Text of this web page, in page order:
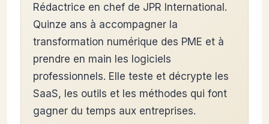
Rédactrice en chef de JPR International.
Quinze ans à accompagner la
transformation numérique des PME et à
prendre en main les logiciels
professionnels. Elle teste et décrypte les
SaaS, les outils et les méthodes qui font
gagner du temps aux entreprises.